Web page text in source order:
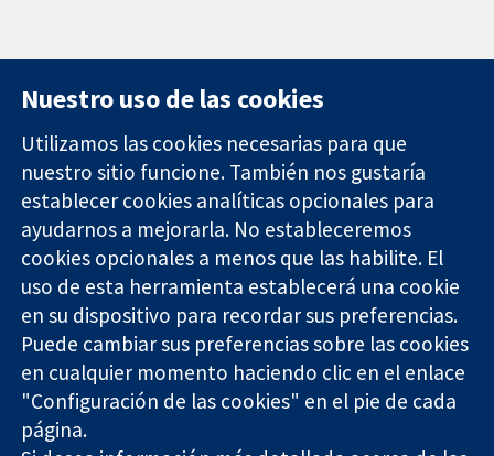
Evidencia fiable.
Decisiones
informadas.
Mejor salud.
11-13 Cavendish
Square
Londres
W1G 0AN
Reino Unido
Contacto
Noticias
Prensa
Sobre
nosotros
Empleo
Cochrane
Library
The Cochrane Collaboration is a charity (no. 1045921) and a
Nuestro uso de las cookies
Utilizamos las cookies necesarias para que
nuestro sitio funcione. También nos gustaría
establecer cookies analíticas opcionales para
ayudarnos a mejorarla. No estableceremos
cookies opcionales a menos que las habilite. El
uso de esta herramienta establecerá una cookie
en su dispositivo para recordar sus preferencias.
Puede cambiar sus preferencias sobre las cookies
en cualquier momento haciendo clic en el enlace
"Configuración de las cookies" en el pie de cada
página.